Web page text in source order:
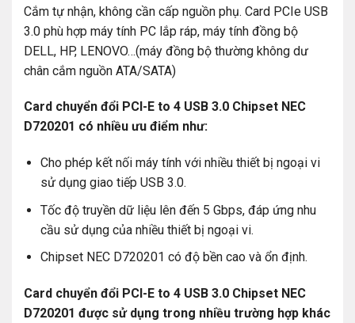
Cắm tự nhận, không cần cấp nguồn phụ. Card PCIe USB
3.0 phù hợp máy tính PC lắp ráp, máy tính đồng bộ
DELL, HP, LENOVO…(máy đồng bộ thường không dư
chân cắm nguồn ATA/SATA)
Card chuyển đổi PCI-E to 4 USB 3.0 Chipset NEC
D720201 có nhiều ưu điểm như:
Cho phép kết nối máy tính với nhiều thiết bị ngoại vi
sử dụng giao tiếp USB 3.0.
Tốc độ truyền dữ liệu lên đến 5 Gbps, đáp ứng nhu
cầu sử dụng của nhiều thiết bị ngoại vi.
Chipset NEC D720201 có độ bền cao và ổn định.
Card chuyển đổi PCI-E to 4 USB 3.0 Chipset NEC
D720201 được sử dụng trong nhiều trường hợp khác